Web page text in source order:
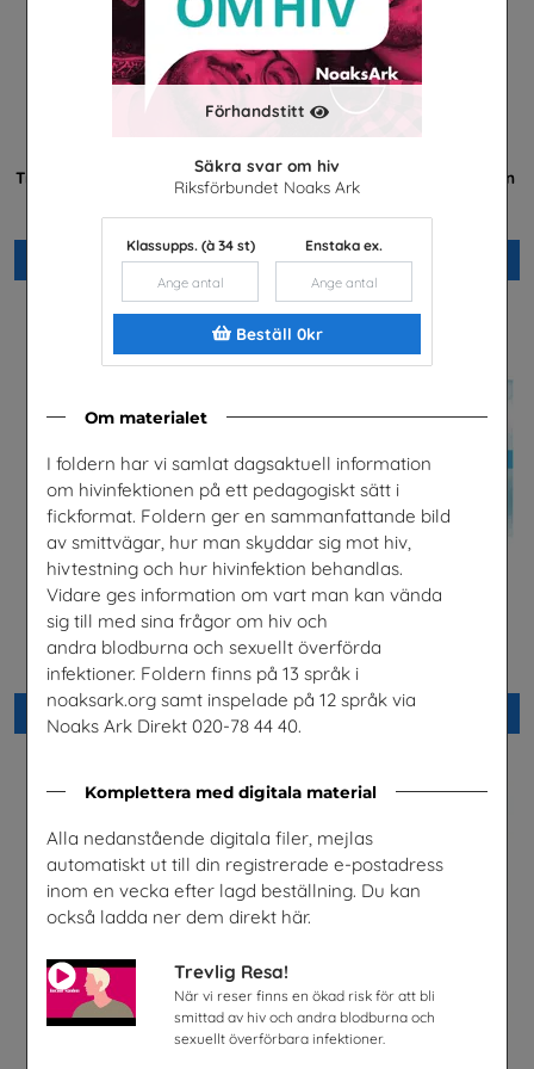
Förhandstitt
Säkra svar om hiv
Riksförbundet Noaks Ark
Klassupps. (à 34 st) Enstaka ex.
Beställ 0kr
Om materialet
I foldern har vi samlat dagsaktuell information
om hivinfektionen på ett pedagogiskt sätt i
fickformat. Foldern ger en sammanfattande bild
av smittvägar, hur man skyddar sig mot hiv,
hivtestning och hur hivinfektion behandlas.
Vidare ges information om vart man kan vända
sig till med sina frågor om hiv och
andra blodburna och sexuellt överförda
infektioner. Foldern finns på 13 språk i
noaksark.org samt inspelade på 12 språk via
Noaks Ark Direkt 020-78 44 40.
Komplettera med digitala material
Alla nedanstående digitala filer, mejlas
automatiskt ut till din registrerade e-postadress
inom en vecka efter lagd beställning. Du kan
också ladda ner dem direkt här.
Trevlig Resa!
När vi reser finns en ökad risk för att bli
smittad av hiv och andra blodburna och
sexuellt överförbara infektioner.
Transportyrken - Information
på sju språk
TYA
Beställ 0kr
Praktisera i energibranschen
Energiföretagen Sverige
Beställ 0kr
Yrkessvenska fiber och
stadsnät
Sobona
Beställ 0kr
El- och energiprogrammet,
Installatörsföretagen Service i
Beställ 0kr